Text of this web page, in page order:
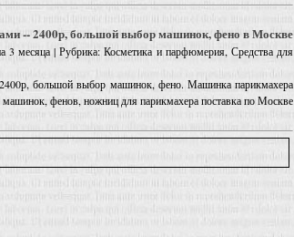
-- 2400р, большой выбор машинок, фено в Москве
3 месяца | Рубрика: Косметика и парфюмерия, Средства для
большой выбор машинок, фено. Машинка парикмахера
фенов, ножниц для парикмахера поставка по Москве